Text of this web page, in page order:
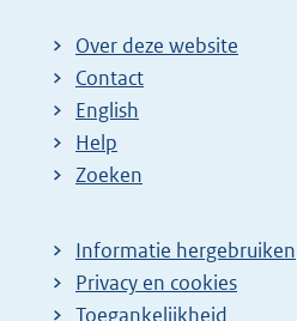
Over deze website
Contact
English
Help
Zoeken
Informatie hergebruiken
Privacy en cookies
Toegankelijkheid